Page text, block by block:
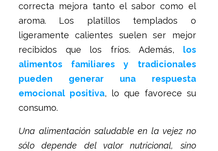
correcta mejora tanto el sabor como el
aroma. Los platillos templados o
ligeramente calientes suelen ser mejor
recibidos que los fríos. Además, los
alimentos familiares y tradicionales
pueden generar una respuesta
emocional positiva, lo que favorece su
consumo.
Una alimentación saludable en la vejez no
sólo depende del valor nutricional, sino